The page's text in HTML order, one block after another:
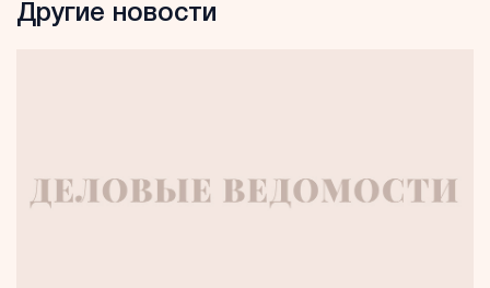
Другие новости